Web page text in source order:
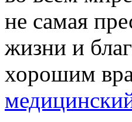
не самая
жизни и
хорошим